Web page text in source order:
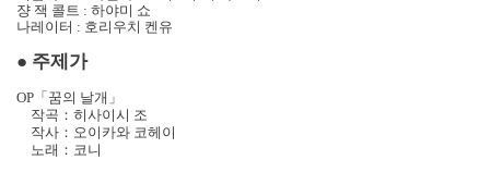
쟝 잭 콜트 : 하야미 쇼
나레이터 : 호리우치 켄유
● 주제가
OP 「꿈의 날개」
작곡：히사이시 조
작사：오이카와 코헤이
노래：코니